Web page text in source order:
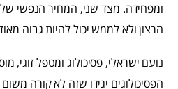
ומפחידה. מצד שני, המחיר הנפשי
הרצון ולא לממש יכול להיות גבוה
נועם ישראלי, פסיכולוג ומטפל זוגי,
הפסיכולוגים יגידו שזה לא קורה